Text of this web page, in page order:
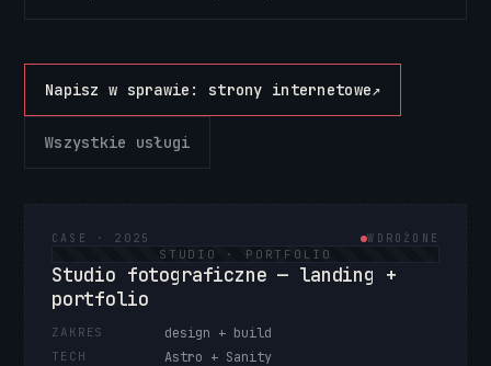
Napisz w sprawie: strony internetowe↗
Wszystkie usługi
CASE · 2025 WDROŻONE
STUDIO · PORTFOLIO
Studio fotograficzne — landing +
portfolio
ZAKRES design + build
TECH Astro + Sanity